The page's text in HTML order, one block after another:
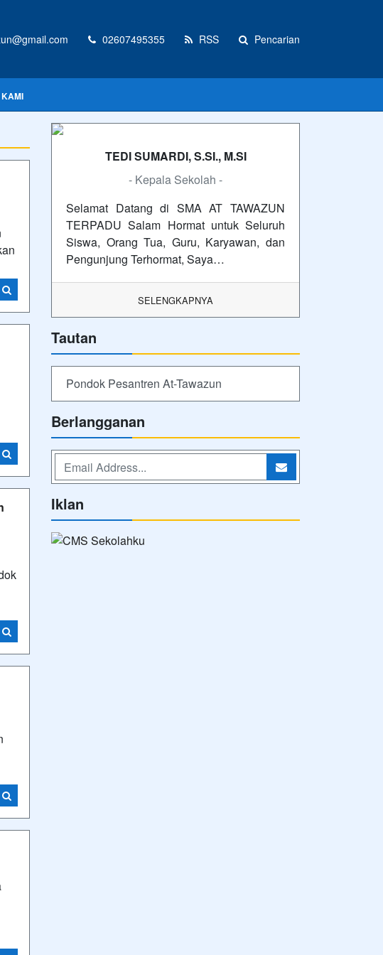
02607495355 RSS Pencarian
TEDI SUMARDI, S.SI., M.SI
- Kepala Sekolah -
Selamat Datang di SMA AT TAWAZUN
TERPADU Salam Hormat untuk Seluruh
Siswa, Orang Tua, Guru, Karyawan, dan
Pengunjung Terhormat, Saya…
SELENGKAPNYA
Tautan
Pondok Pesantren At-Tawazun
Berlangganan
Iklan